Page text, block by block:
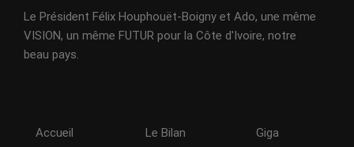
Le Président Félix Houphouët-Boigny et Ado, une même
VISION, un même FUTUR pour la Côte d'Ivoire, notre
beau pays.
Accueil
Le Bilan
Giga